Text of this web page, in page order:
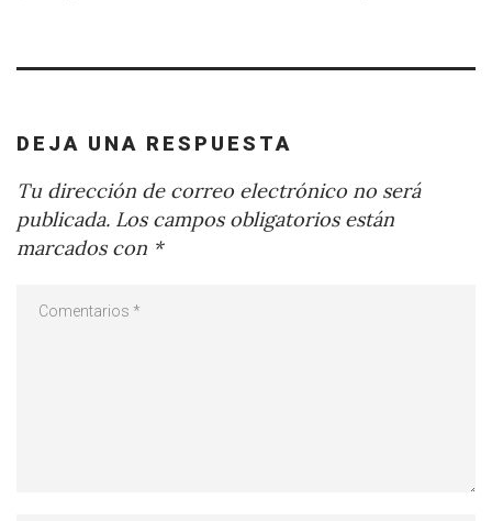
DEJA UNA RESPUESTA
Tu dirección de correo electrónico no será
publicada. Los campos obligatorios están
marcados con *